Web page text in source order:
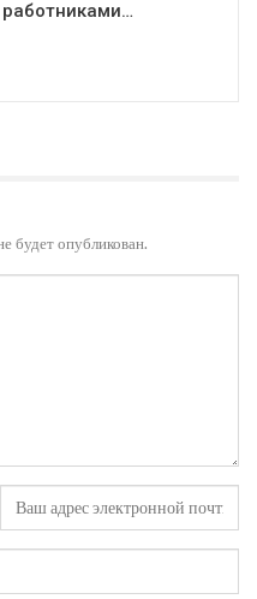
работниками…
будет опубликован.